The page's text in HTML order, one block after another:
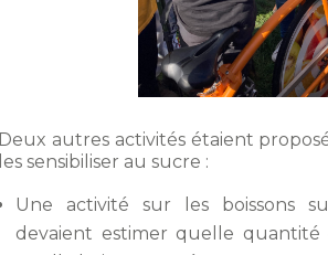
Deux autres activités étaient
les sensibiliser au sucre :
Une activité sur les boissons
devaient estimer quelle quantité